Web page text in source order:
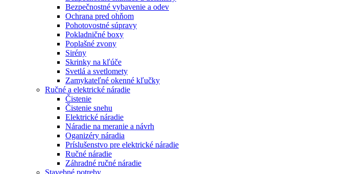
Bezpečnostné vybavenie a odev
Ochrana pred ohňom
Pohotovostné súpravy
Pokladničné boxy
Poplašné zvony
Sirény
Skrinky na kľúče
Svetlá a svetlomety
Zamykateľné okenné kľučky
Ručné a elektrické náradie
Čistenie
Čistenie snehu
Elektrické náradie
Náradie na meranie a návrh
Oganizéry náradia
Príslušenstvo pre elektrické náradie
Ručné náradie
Záhradné ručné náradie
Stavebné potreby